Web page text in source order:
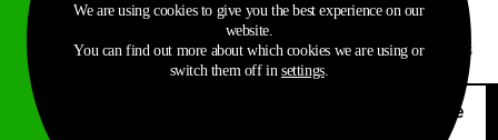
Related Files
ideatree
We are using cookies to give you the best experience on our
website.
You can find out more about which cookies we are using or
switch them off in settings.